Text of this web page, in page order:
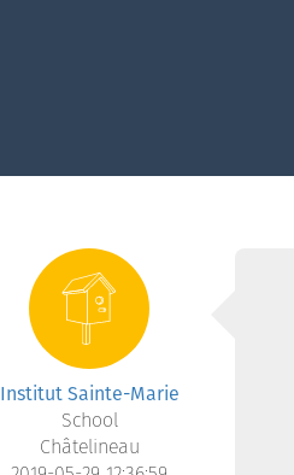
Institut Sainte-Marie
School
Châtelineau